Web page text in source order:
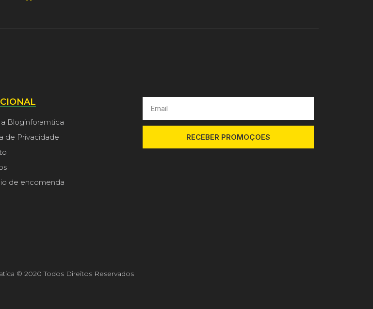
Bloginforamtica
de Privacidade
de encomenda
RECEBER PROMOÇOES
© 2020 Todos Direitos Reservados